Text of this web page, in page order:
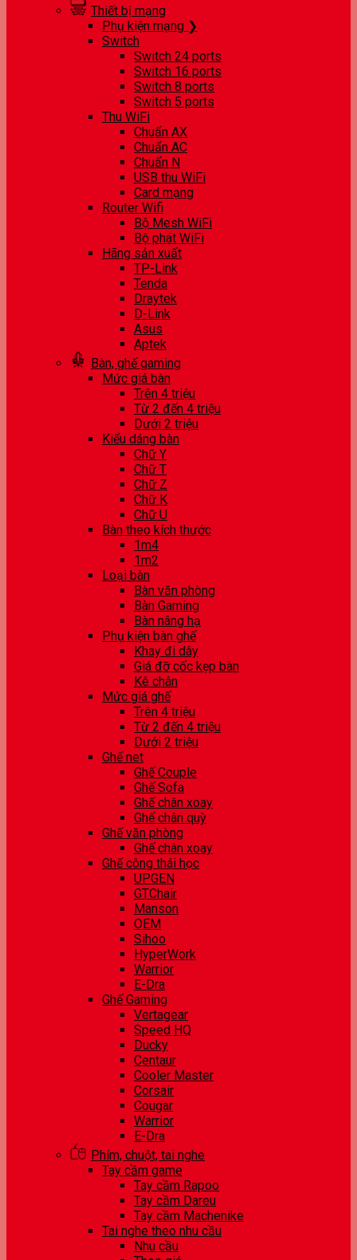
Thiết bị mạng
Phụ kiện mạng ❯
Switch
Switch 24 ports
Switch 16 ports
Switch 8 ports
Switch 5 ports
Thu WiFi
Chuẩn AX
Chuẩn AC
Chuẩn N
USB thu WiFi
Card mạng
Router Wifi
Bộ Mesh WiFi
Bộ phát WiFi
Hãng sản xuất
TP-Link
Tenda
Draytek
D-Link
Asus
Aptek
Bàn, ghế gaming
Mức giá bàn
Trên 4 triệu
Từ 2 đến 4 triệu
Dưới 2 triệu
Kiểu dáng bàn
Chữ Y
Chữ T
Chữ Z
Chữ K
Chữ U
Bàn theo kích thước
1m4
1m2
Loại bàn
Bàn văn phòng
Bàn Gaming
Bàn nâng hạ
Phụ kiện bàn ghế
Khay đi dây
Giá đỡ cốc kẹp bàn
Kê chân
Mức giá ghế
Trên 4 triệu
Từ 2 đến 4 triệu
Dưới 2 triệu
Ghế net
Ghế Couple
Ghế Sofa
Ghế chân xoay
Ghế chân quỳ
Ghế văn phòng
Ghế chân xoay
Ghế công thái học
UPGEN
GTChair
Manson
OEM
Sihoo
HyperWork
Warrior
E-Dra
Ghế Gaming
Vertagear
Speed HQ
Ducky
Centaur
Cooler Master
Corsair
Cougar
Warrior
E-Dra
Phím, chuột, tai nghe
Tay cầm game
Tay cầm Rapoo
Tay cầm Dareu
Tay cầm Machenike
Tai nghe theo nhu cầu
Nhu cầu